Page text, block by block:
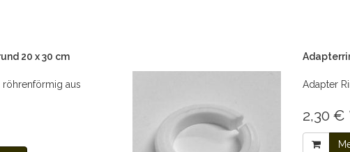
20 x 30 cm
röhrenförmig aus
Adapter
2,30 €